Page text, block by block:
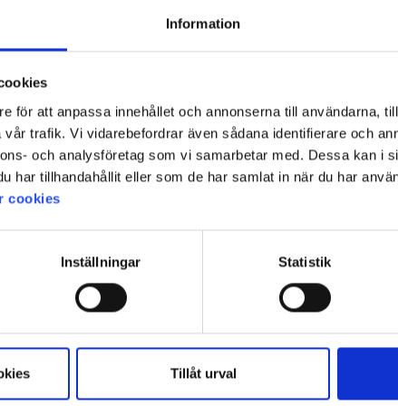
Information
för att anpassa innehållet och annonserna till användarna,
trafik. Vi vidarebefordrar även sådana identifierare och
och analysföretag som vi samarbetar med. Dessa kan i
har tillhandahållit eller som de har samlat in när du har
cookies
Inställningar Statistik
Tillåt urval
då det gamla inte är delbart och således håller ihop bättre då man